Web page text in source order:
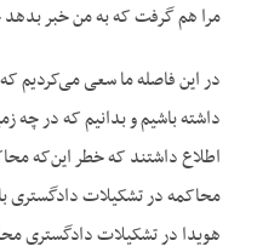
مرا هم گرفت که به من خبر
در این فاصله ما سعی می‌کردیم
داشته باشیم و بدانیم که در چه
اطلاع داشتند که خطر این‌که
محاکمه در تشکیلات دادگستری
هویدا در تشکیلات دادگستری